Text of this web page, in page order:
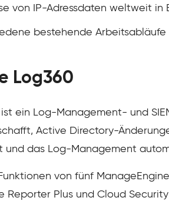
von IP-Adressdaten weltweit in
bestehende Arbeitsabläufe
Log360
ist ein Log-Management- und
Active Directory-
und das Log-Management
von fünf
Reporter Plus und Cloud Security